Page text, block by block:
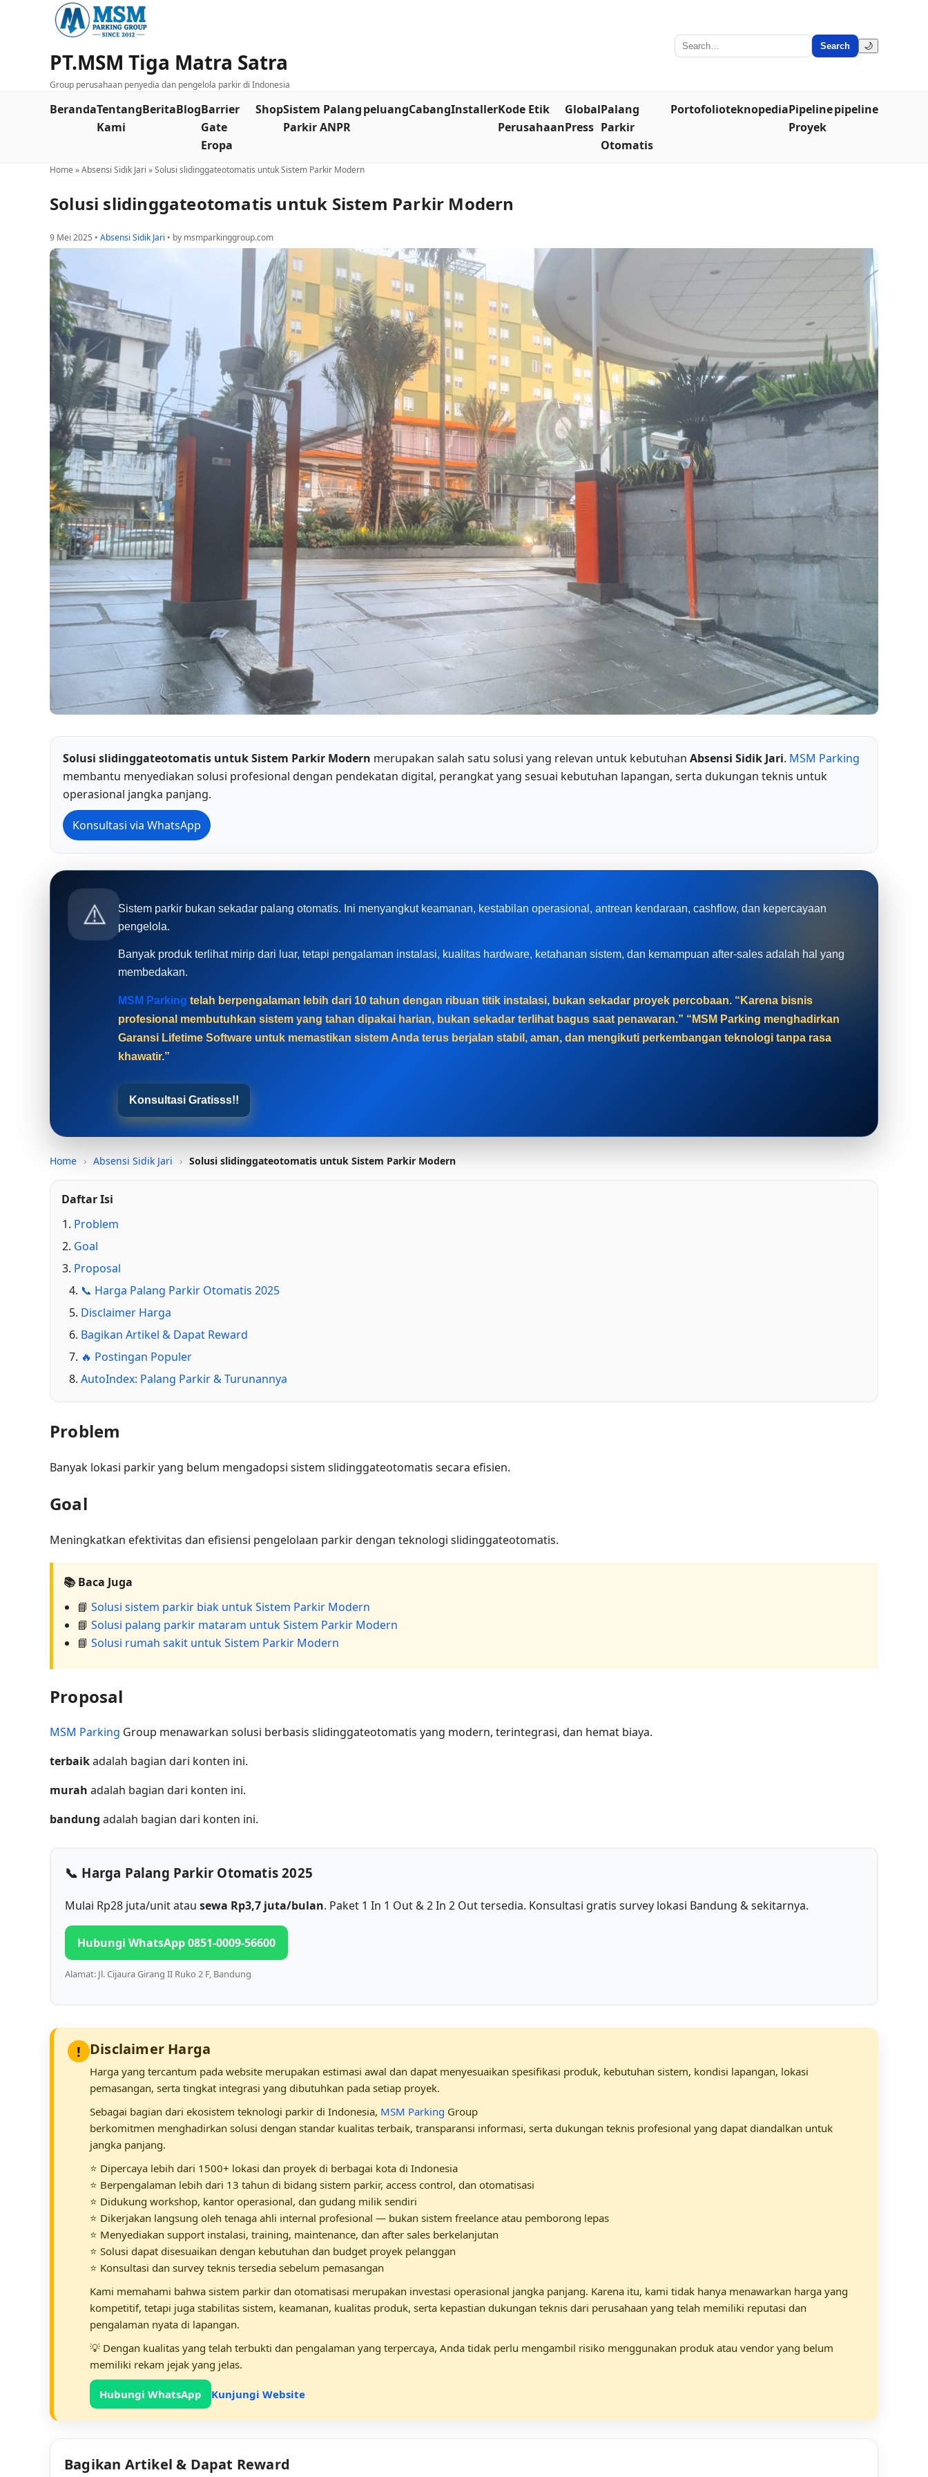
PT.MSM Tiga Matra Satra
Group perusahaan penyedia dan pengelola parkir di Indonesia
Search 🌙
BerandaTentang
Kami
BeritaBlogBarrier
Gate
Eropa
ShopSistem Palang
Parkir ANPR
peluangCabangInstallerKode Etik
Perusahaan
Global
Press
Palang
Parkir
Otomatis
PortofolioteknopediaPipeline
Proyek
pipeline
Home »Absensi Sidik Jari »Solusi slidinggateotomatis untuk Sistem Parkir Modern
Solusi slidinggateotomatis untuk Sistem Parkir Modern
9 Mei 2025 • Absensi Sidik Jari • by msmparkinggroup.com
Solusi slidinggateotomatis untuk Sistem Parkir Modern merupakan salah satu solusi yang relevan untuk kebutuhan Absensi Sidik Jari. MSM Parking
membantu menyediakan solusi profesional dengan pendekatan digital, perangkat yang sesuai kebutuhan lapangan, serta dukungan teknis untuk
operasional jangka panjang.
Konsultasi via WhatsApp
⚠️
Sistem parkir bukan sekadar palang otomatis. Ini menyangkut keamanan, kestabilan operasional, antrean kendaraan, cashflow, dan kepercayaan
pengelola.
Banyak produk terlihat mirip dari luar, tetapi pengalaman instalasi, kualitas hardware, ketahanan sistem, dan kemampuan after-sales adalah hal yang
membedakan.
MSM Parking telah berpengalaman lebih dari 10 tahun dengan ribuan titik instalasi, bukan sekadar proyek percobaan. “Karena bisnis
profesional membutuhkan sistem yang tahan dipakai harian, bukan sekadar terlihat bagus saat penawaran.” “MSM Parking menghadirkan
Garansi Lifetime Software untuk memastikan sistem Anda terus berjalan stabil, aman, dan mengikuti perkembangan teknologi tanpa rasa
khawatir.”
Konsultasi Gratisss!!
Home › Absensi Sidik Jari › Solusi slidinggateotomatis untuk Sistem Parkir Modern
Daftar Isi
Problem
Goal
Proposal
📞 Harga Palang Parkir Otomatis 2025
Disclaimer Harga
Bagikan Artikel & Dapat Reward
🔥 Postingan Populer
AutoIndex: Palang Parkir & Turunannya
Problem
Banyak lokasi parkir yang belum mengadopsi sistem slidinggateotomatis secara efisien.
Goal
Meningkatkan efektivitas dan efisiensi pengelolaan parkir dengan teknologi slidinggateotomatis.
📚 Baca Juga
📘 Solusi sistem parkir biak untuk Sistem Parkir Modern
📘 Solusi palang parkir mataram untuk Sistem Parkir Modern
📘 Solusi rumah sakit untuk Sistem Parkir Modern
Proposal
MSM Parking Group menawarkan solusi berbasis slidinggateotomatis yang modern, terintegrasi, dan hemat biaya.
terbaikadalah bagian dari konten ini.
murah adalah bagian dari konten ini.
bandung adalah bagian dari konten ini.
📞 Harga Palang Parkir Otomatis 2025
Mulai Rp28 juta/unit atau sewa Rp3,7 juta/bulan. Paket 1 In 1 Out & 2 In 2 Out tersedia. Konsultasi gratis survey lokasi Bandung & sekitarnya.
Hubungi WhatsApp 0851-0009-56600
Alamat: Jl. Cijaura Girang II Ruko 2 F, Bandung
! Disclaimer Harga
Harga yang tercantum pada website merupakan estimasi awal dan dapat menyesuaikan spesifikasi produk, kebutuhan sistem, kondisi lapangan, lokasi
pemasangan, serta tingkat integrasi yang dibutuhkan pada setiap proyek.
Sebagai bagian dari ekosistem teknologi parkir di Indonesia, MSM Parking Group
berkomitmen menghadirkan solusi dengan standar kualitas terbaik, transparansi informasi, serta dukungan teknis profesional yang dapat diandalkan untuk
jangka panjang.
⭐ Dipercaya lebih dari 1500+ lokasi dan proyek di berbagai kota di Indonesia
⭐ Berpengalaman lebih dari 13 tahun di bidang sistem parkir, access control, dan otomatisasi
⭐ Didukung workshop, kantor operasional, dan gudang milik sendiri
⭐ Dikerjakan langsung oleh tenaga ahli internal profesional — bukan sistem freelance atau pemborong lepas
⭐ Menyediakan support instalasi, training, maintenance, dan after sales berkelanjutan
⭐ Solusi dapat disesuaikan dengan kebutuhan dan budget proyek pelanggan
⭐ Konsultasi dan survey teknis tersedia sebelum pemasangan
Kami memahami bahwa sistem parkir dan otomatisasi merupakan investasi operasional jangka panjang. Karena itu, kami tidak hanya menawarkan harga yang
kompetitif, tetapi juga stabilitas sistem, keamanan, kualitas produk, serta kepastian dukungan teknis dari perusahaan yang telah memiliki reputasi dan
pengalaman nyata di lapangan.
💡 Dengan kualitas yang telah terbukti dan pengalaman yang terpercaya, Anda tidak perlu mengambil risiko menggunakan produk atau vendor yang belum
memiliki rekam jejak yang jelas.
Hubungi WhatsApp Kunjungi Website
Bagikan Artikel & Dapat Reward